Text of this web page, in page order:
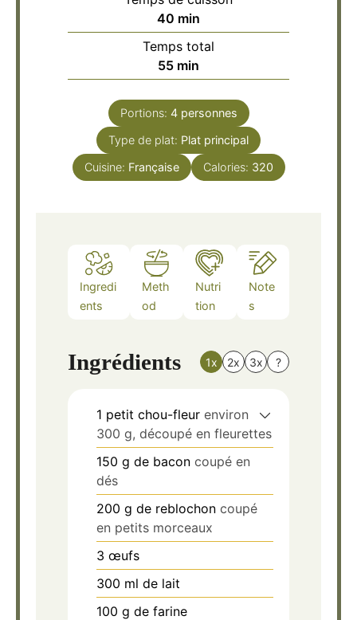
40 minutes
min
Temps total
55minutes
min
Portions: 4 personnes
Type de plat: Plat principal
Cuisine: Française Calories: 320
Ingredi
ents
Meth
od
Nutri
tion
Note
s
Ingrédients 1x 2x 3x ?
1 petit chou-fleur environ
300 g, découpé en fleurettes
150 g de bacon coupé en
dés
200 g de reblochon coupé
en petits morceaux
3 œufs
300 ml de lait
100 g de farine